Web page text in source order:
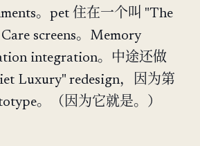
。pet 住在一个叫 "The
screens。Memory
integration。中途还做
Luxury" redesign，因为第
。（因为它就是。）